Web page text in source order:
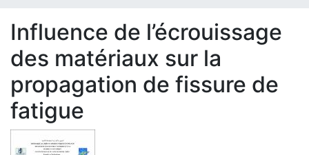
Influence de l’écrouissage
des matériaux sur la
propagation de fissure de
fatigue